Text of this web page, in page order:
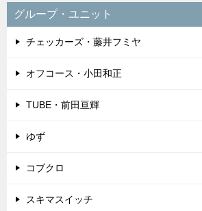
グループ・ユニット
チェッカーズ・藤井フミヤ
オフコース・小田和正
TUBE・前田亘輝
ゆず
コブクロ
スキマスイッチ